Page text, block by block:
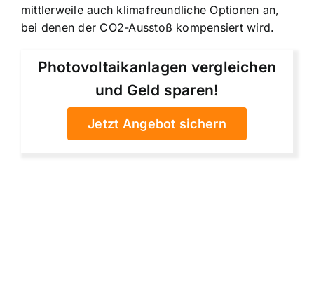
mittlerweile auch klimafreundliche Optionen an,
bei denen der CO2-Ausstoß kompensiert wird.
Photovoltaikanlagen vergleichen
und Geld sparen!
Jetzt Angebot sichern